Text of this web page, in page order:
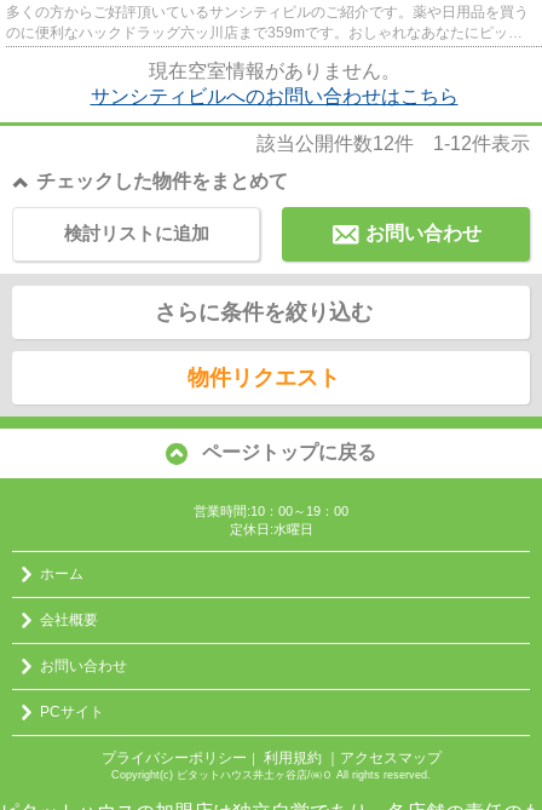
多くの方からご好評頂いているサンシティビルのご紹介です。薬や日用品を買う
のに便利なハックドラッグ六ッ川店まで359mです。おしゃれなあなたにピッタ
現在空室情報がありません。
サンシティビルへのお問い合わせはこちら
該当公開件数12件 1-12件表示
チェックした物件をまとめて
お問い合わせ
検討リストに追加
さらに条件を絞り込む
物件リクエスト
ページトップに戻る
営業時間:10：00～19：00
定休日:水曜日
ホーム
会社概要
お問い合わせ
PCサイト
プライバシーポリシー ｜ 利用規約 ｜アクセスマップ
Copyright(c) ピタットハウス井土ヶ谷店/㈱０ All rights reserved.